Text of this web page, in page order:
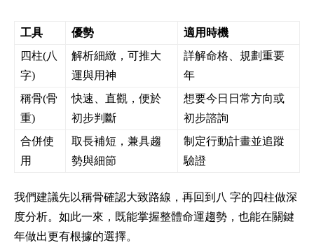
工具 優勢
適用時機
四柱(八
字)
解析細緻，可推大
運與用神
詳解命格、規劃重要
年
稱骨(骨
重)
快速、直觀，便於
初步判斷
想要今日日常方向或
初步諮詢
合併使
用
取長補短，兼具趨
勢與細節
制定行動計畫並追蹤
驗證
我們建議先以稱骨確認大致路線，再回到八 字的四柱做深
度分析。如此一來，既能掌握整體命運趨勢，也能在關鍵
年做出更有根據的選擇。